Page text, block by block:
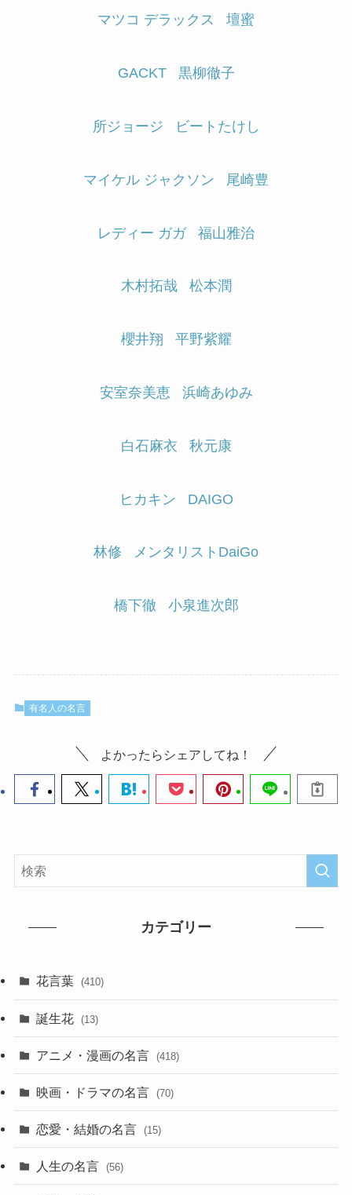
マツコ デラックス 壇蜜
GACKT 黒柳徹子
所ジョージ ビートたけし
マイケル ジャクソン 尾崎豊
レディー ガガ 福山雅治
木村拓哉 松本潤
櫻井翔 平野紫耀
安室奈美恵 浜崎あゆみ
白石麻衣 秋元康
ヒカキン DAIGO
林修 メンタリストDaiGo
橋下徹 小泉進次郎
有名人の名言
よかったらシェアしてね！
カテゴリー
花言葉 (410)
誕生花 (13)
アニメ・漫画の名言 (418)
映画・ドラマの名言 (70)
恋愛・結婚の名言 (15)
人生の名言 (56)